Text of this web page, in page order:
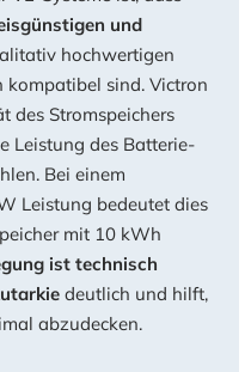
und
hochwertigen
kompatibel sind. Victron
des Stromspeichers
Leistung des Batterie-
Bei einem
Leistung bedeutet dies
mit 10 kWh
ist technisch
deutlich und hilft,
abzudecken.